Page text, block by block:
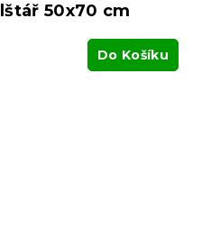
50x70 cm
Do Košíku